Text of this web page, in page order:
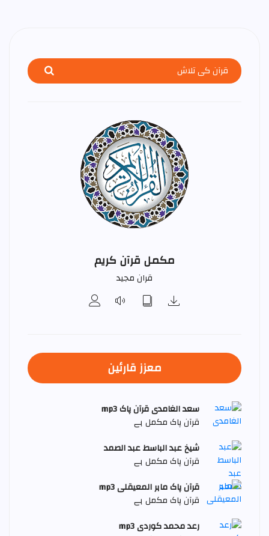
مکمل قرآن کریم
قران مجید
معزز قارئین
سعد الغامدی قرآن پاک mp3
قرآن پاک مکمل ہے
شیخ عبد الباسط عبد الصمد
قرآن پاک مکمل ہے
قرآن پاک ماہر المعیقلی mp3
قرآن پاک مکمل ہے
رعد محمد کوردی mp3